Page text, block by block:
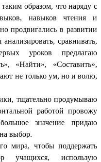
образом, что наряду с
навыков чтения и
продвигались в развитии
сравнивать,
уроков предлагаю
«Найти», «Составить»,
не только ум, но и волю,
тщательно продумываю
работой провожу
значение придаю
выбор.
чтобы поддержать
учащихся, использую